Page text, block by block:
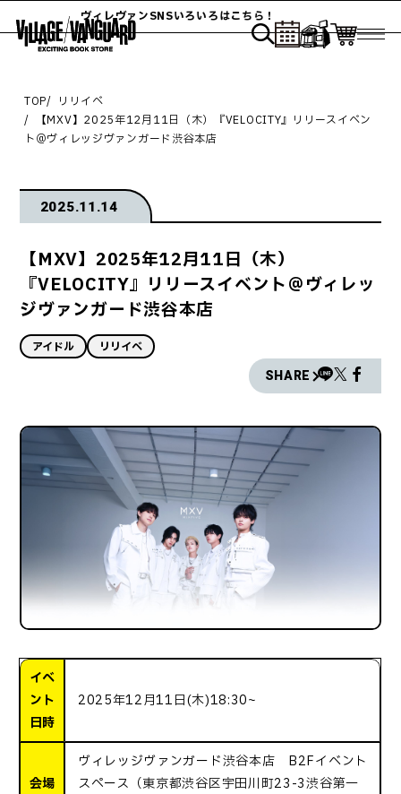
ヴィレヴァンSNSいろいろはこちら！
TOP
リリイベ
【MXV】2025年12月11日（木）『VELOCITY』リリースイベン
ト＠ヴィレッジヴァンガード渋谷本店
2025.11.14
【MXV】2025年12月11日（木）
『VELOCITY』リリースイベント＠ヴィレッ
ジヴァンガード渋谷本店
アイドル リリイベ
SHARE
イベ
ント
日時
2025年12月11日(木)18:30~
会場
ヴィレッジヴァンガード渋谷本店 B2Fイベント
スペース（東京都渋谷区宇田川町23-3渋谷第一